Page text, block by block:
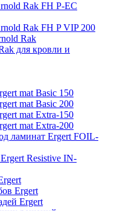
Rak FH P-EC
Rak FH P VIP 200
Rak
для кровли и
mat Basic 150
mat Basic 200
mat Extra-150
mat Extra-200
ламинат Ergert FOIL-
Resistive IN-
Ergert
Ergert